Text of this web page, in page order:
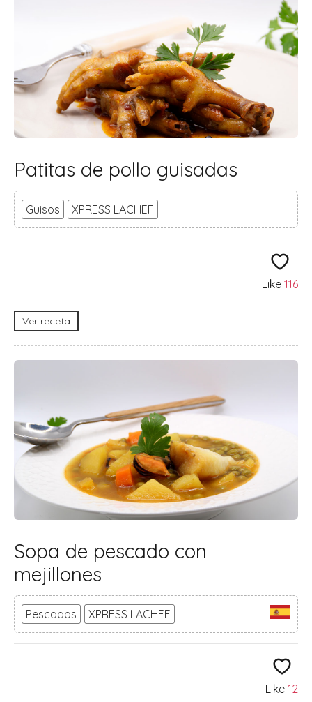
Patitas de pollo guisadas
Guisos XPRESS LACHEF
Like 116
Ver receta
Sopa de pescado con
mejillones
Pescados XPRESS LACHEF
Like 12